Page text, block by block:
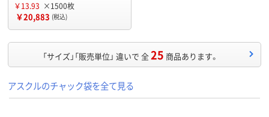
￥13.93 ×1500枚
￥20,883 (税込)
「サイズ」「販売単位」 違いで 全25 商品あります。
アスクルのチャック袋を全て見る